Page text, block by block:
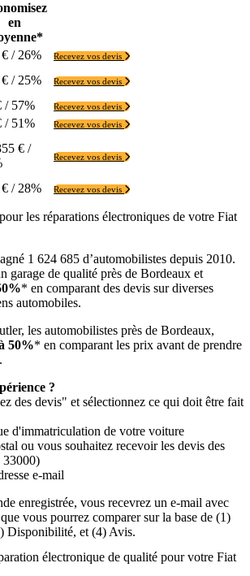
en
/ 26% Recevez vos devis
/ 25% Recevez vos devis
/ 57% Recevez vos devis
/ 51% Recevez vos devis
€ /
Recevez vos devis
/ 28% Recevez vos devis
les réparations électroniques de votre Fiat
1 624 685 d’automobilistes depuis 2010.
garage de qualité près de Bordeaux et
* en comparant des devis sur diverses
automobiles.
les automobilistes près de Bordeaux,
50%* en comparant les prix avant de prendre
?
des devis" et sélectionnez ce qui doit être fait
d'immatriculation de votre voiture
ou vous souhaitez recevoir les devis des
33000)
e-mail
enregistrée, vous recevrez un e-mail avec
vous pourrez comparer sur la base de (1)
Disponibilité, et (4) Avis.
électronique de qualité pour votre Fiat